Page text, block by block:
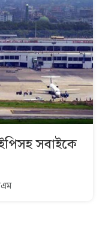
সবাইকে